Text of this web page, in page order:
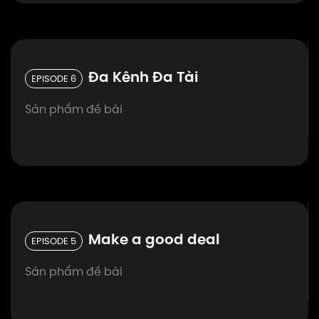
EPISODE 6 Đa Kênh Đa Tài
Sản phẩm đề bài
EPISODE 5 Make a good deal
Sản phẩm đề bài